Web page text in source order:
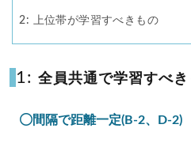
2: 上位帯が学習すべきもの
1: 全員共通で学習すべき
間隔で距離一定(B-2、D-2)